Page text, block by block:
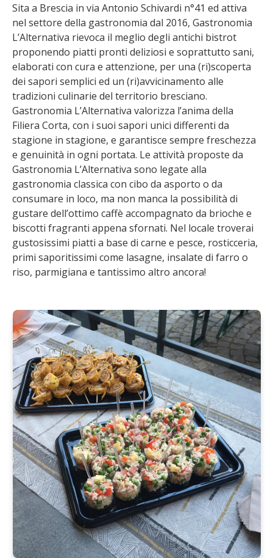
Sita a Brescia in via Antonio Schivardi n°41 ed attiva
nel settore della gastronomia dal 2016, Gastronomia
L’Alternativa rievoca il meglio degli antichi bistrot
proponendo piatti pronti deliziosi e soprattutto sani,
elaborati con cura e attenzione, per una (ri)scoperta
dei sapori semplici ed un (ri)avvicinamento alle
tradizioni culinarie del territorio bresciano.
Gastronomia L’Alternativa valorizza l’anima della
Filiera Corta, con i suoi sapori unici differenti da
stagione in stagione, e garantisce sempre freschezza
e genuinità in ogni portata. Le attività proposte da
Gastronomia L’Alternativa sono legate alla
gastronomia classica con cibo da asporto o da
consumare in loco, ma non manca la possibilità di
gustare dell’ottimo caffè accompagnato da brioche e
biscotti fragranti appena sfornati. Nel locale troverai
gustosissimi piatti a base di carne e pesce, rosticceria,
primi saporitissimi come lasagne, insalate di farro o
riso, parmigiana e tantissimo altro ancora!